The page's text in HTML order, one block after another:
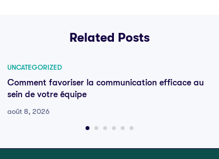
Related Posts
UNCATEGORIZED
Comment favoriser la communication efficace au
sein de votre équipe
août 8, 2026